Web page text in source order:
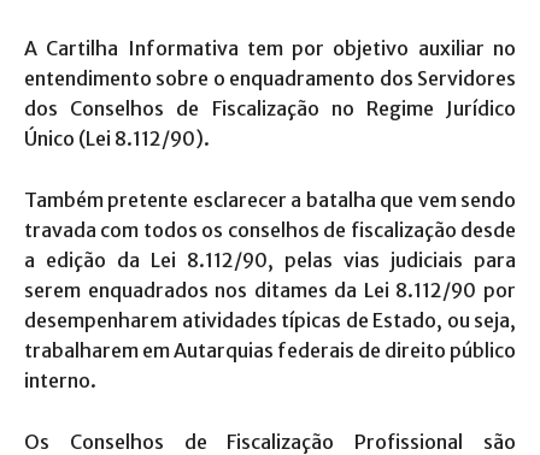
A Cartilha Informativa tem por objetivo auxiliar no
entendimento sobre o enquadramento dos Servidores
dos Conselhos de Fiscalização no Regime Jurídico
Único (Lei 8.112/90).
Também pretente esclarecer a batalha que vem sendo
travada com todos os conselhos de fiscalização desde
a edição da Lei 8.112/90, pelas vias judiciais para
serem enquadrados nos ditames da Lei 8.112/90 por
desempenharem atividades típicas de Estado, ou seja,
trabalharem em Autarquias federais de direito público
interno.
Os Conselhos de Fiscalização Profissional são